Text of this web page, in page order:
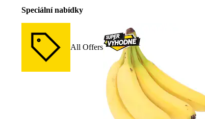
Speciální nabídky
All Offers